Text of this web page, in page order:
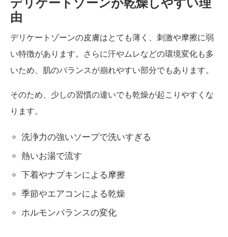
デリケートゾーンが乾燥しやすい理
由
デリケートゾーンの皮膚はとても薄く、刺激や摩擦に弱
い特徴があります。さらに汗やムレなどの環境変化も多
いため、肌のバランスが崩れやすい部分でもあります。
そのため、少しの習慣の違いでも乾燥が起こりやすくな
ります。
洗浄力の強いソープで洗いすぎる
熱いお湯で流す
下着やナプキンによる摩擦
季節やエアコンによる乾燥
ホルモンバランスの変化